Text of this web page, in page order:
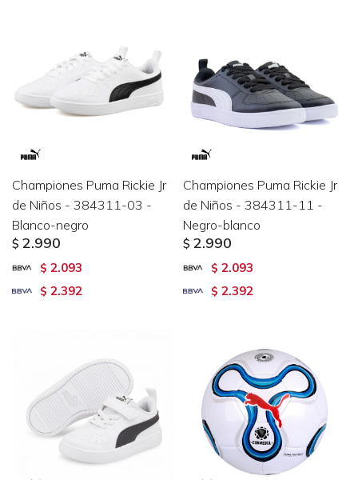
Championes Puma Rickie Jr
de Niños - 384311-03 -
Blanco-negro
$ 2.990
$ 2.093
$ 2.392
Championes Puma Rickie Jr
de Niños - 384311-11 -
Negro-blanco
$ 2.990
$ 2.093
$ 2.392